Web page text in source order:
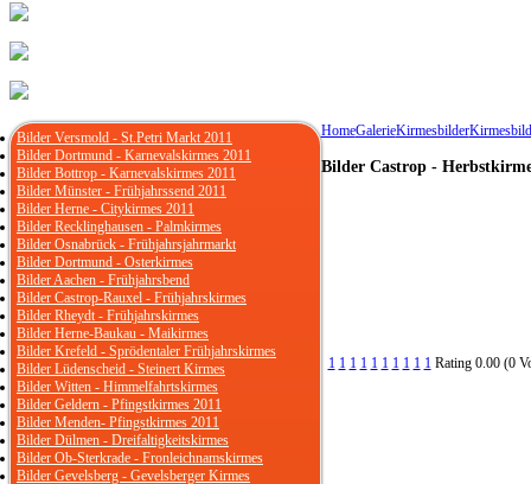
HomeGalerieKirmesbilder
Bilder Castrop -
1 1 1 1 1 1 1 1 1 1 Rating 0.00 (0
Bilder Versmold - St.Petri Markt 2011
Bilder Dortmund - Karnevalskirmes 2011
Bilder Bottrop - Karnevalskirmes 2011
Bilder Münster - Frühjahrssend 2011
Bilder Herne - Citykirmes 2011
Bilder Recklinghausen - Palmkirmes
Bilder Osnabrück - Frühjahrsjahrmarkt
Bilder Dortmund - Osterkirmes
Bilder Aachen - Frühjahrsbend
Bilder Castrop-Rauxel - Frühjahrskirmes
Bilder Rheydt - Frühjahrskirmes
Bilder Herne-Baukau - Maikirmes
Bilder Krefeld - Sprödentaler Frühjahrskirmes
Bilder Lüdenscheid - Steinert Kirmes
Bilder Witten - Himmelfahrtskirmes
Bilder Geldern - Pfingstkirmes 2011
Bilder Menden- Pfingstkirmes 2011
Bilder Dülmen - Dreifaltigkeitskirmes
Bilder Ob-Sterkrade - Fronleichnamskirmes
Bilder Gevelsberg - Gevelsberger Kirmes